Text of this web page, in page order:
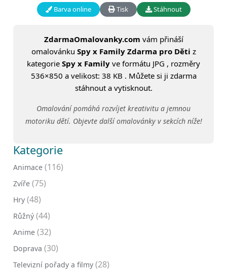
Barva online Tisk Stáhnout
ZdarmaOmalovanky.com vám přináší
omalovánku Spy x Family Zdarma pro Děti z
kategorie Spy x Family ve formátu JPG , rozměry
536×850 a velikost: 38 KB . Můžete si ji zdarma
stáhnout a vytisknout.
Omalování pomáhá rozvíjet kreativitu a jemnou
motoriku dětí. Objevte další omalovánky v sekcích níže!
Kategorie
Animace (116)
Zvíře (75)
Hry (48)
Růžný (44)
Anime (32)
Doprava (30)
Televizní pořady a filmy (28)